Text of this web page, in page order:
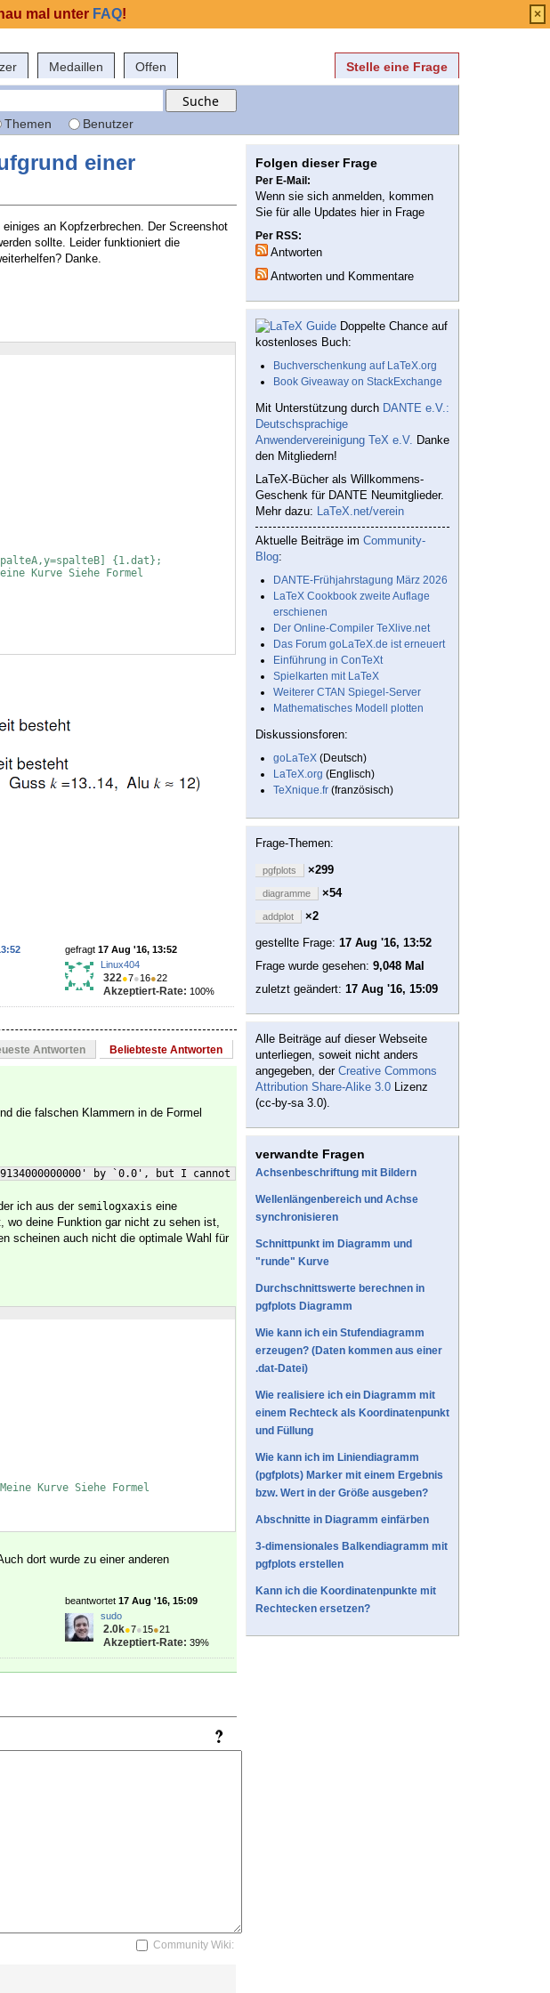
Medaillen Offen Stelle eine Frage
Themen Benutzer
einer
an Kopfzerbrechen. Der Screenshot
sollte. Leider funktioniert die
Danke.
{1.dat};
Kurve Siehe Formel
gefragt 17 Aug '16, 13:52
Linux404
322●7●16●22
Akzeptiert-Rate: 100%
Antworten Beliebteste Antworten
die falschen Klammern in de Formel
by `0.0', but I cannot divide any number by `0.0'.
ich aus der semilogxaxis eine
wo deine Funktion gar nicht zu sehen ist,
scheinen auch nicht die optimale Wahl für
Kurve Siehe Formel
dort wurde zu einer anderen
beantwortet 17 Aug '16, 15:09
sudo
2.0k●7●15●21
Akzeptiert-Rate: 39%
Community Wiki:
Folgen dieser Frage
Per E-Mail:
Wenn sie sich anmelden, kommen
Sie für alle Updates hier in Frage
Per RSS:
Antworten
Antworten und Kommentare
Doppelte Chance auf
kostenloses Buch:
Buchverschenkung auf LaTeX.org
Book Giveaway on StackExchange
Mit Unterstützung durch DANTE e.V.:
Deutschsprachige
Anwendervereinigung TeX e.V. Danke
den Mitgliedern!
LaTeX-Bücher als Willkommens-
Geschenk für DANTE Neumitglieder.
Mehr dazu: LaTeX.net/verein
Aktuelle Beiträge im Community-
Blog:
DANTE-Frühjahrstagung März 2026
LaTeX Cookbook zweite Auflage
erschienen
Der Online-Compiler TeXlive.net
Das Forum goLaTeX.de ist erneuert
Einführung in ConTeXt
Spielkarten mit LaTeX
Weiterer CTAN Spiegel-Server
Mathematisches Modell plotten
Diskussionsforen:
goLaTeX (Deutsch)
LaTeX.org (Englisch)
TeXnique.fr (französisch)
Frage-Themen:
pgfplots ×299
diagramme ×54
addplot
×2
gestellte Frage: 17 Aug '16, 13:52
Frage wurde gesehen: 9,048 Mal
zuletzt geändert: 17 Aug '16, 15:09
Alle Beiträge auf dieser Webseite
unterliegen, soweit nicht anders
angegeben, der Creative Commons
Attribution Share-Alike 3.0 Lizenz
(cc-by-sa 3.0).
verwandte Fragen
Achsenbeschriftung mit Bildern
Wellenlängenbereich und Achse
synchronisieren
Schnittpunkt im Diagramm und
"runde" Kurve
Durchschnittswerte berechnen in
pgfplots Diagramm
Wie kann ich ein Stufendiagramm
erzeugen? (Daten kommen aus einer
.dat-Datei)
Wie realisiere ich ein Diagramm mit
einem Rechteck als Koordinatenpunkt
und Füllung
Wie kann ich im Liniendiagramm
(pgfplots) Marker mit einem Ergebnis
bzw. Wert in der Größe ausgeben?
Abschnitte in Diagramm einfärben
3-dimensionales Balkendiagramm mit
pgfplots erstellen
Kann ich die Koordinatenpunkte mit
Rechtecken ersetzen?
mal unter FAQ! ×